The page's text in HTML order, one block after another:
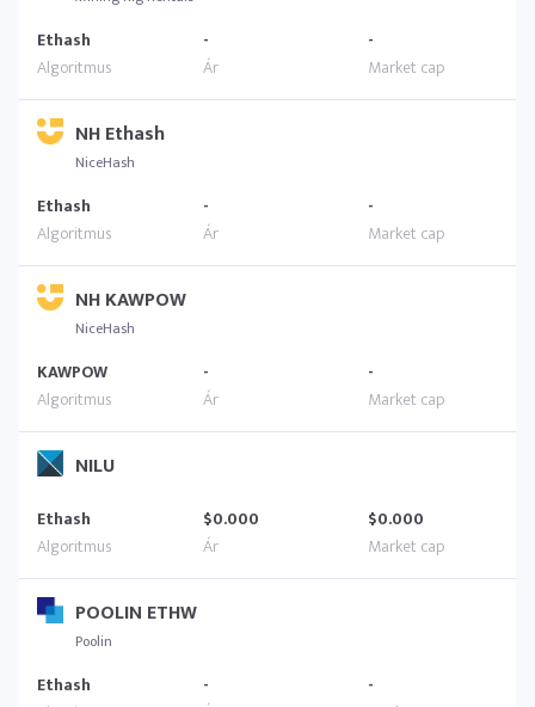
Ethash - -
NH Ethash
NiceHash
Ethash - -
NH KAWPOW
NiceHash
KAWPOW - -
NILU
Ethash $0.000 $0.000
POOLIN ETHW
Poolin
Ethash - -